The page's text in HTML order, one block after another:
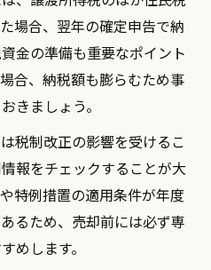
場合、翌年の確定申告で納
金の準備も重要なポイント
合、納税額も膨らむため事
きましょう。
税制改正の影響を受けるこ
報をチェックすることが大
特例措置の適用条件が年度
るため、売却前には必ず専
めします。